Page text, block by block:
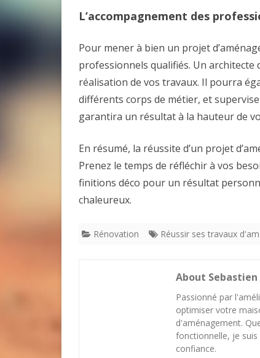
L’accompagnement des
Pour mener à bien un projet
professionnels qualifiés. Un architecte
réalisation de vos travaux. Il pourra
différents corps de métier, et
garantira un résultat à la hauteur de
En résumé, la réussite d’un projet
Prenez le temps de réfléchir à vos
finitions déco pour un résultat
chaleureux.
Rénovation Réussir ses travaux
About Sebastien
Passionné par
optimiser votre
d'aménagement.
fonctionnelle, je
confiance.